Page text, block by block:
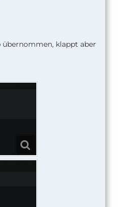
übernommen, klappt aber